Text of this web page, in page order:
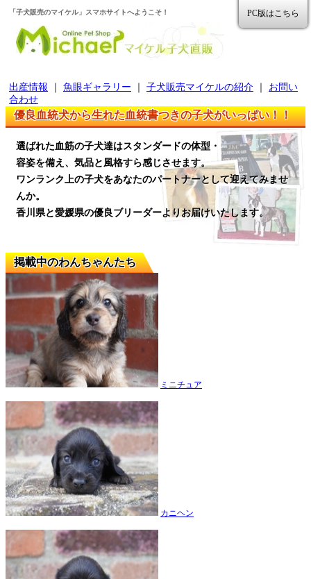
「子犬販売のマイケル」スマホサイトへようこそ！ PC版はこちら
出産情報 魚眼ギャラリー 子犬販売マイケルの紹介
お問い
合わせ
優良血統犬から生れた血統書つきの子犬がいっぱい！！
選ばれた血筋の子犬達はスタンダードの体型・
容姿を備え、気品と風格すら感じさせます。
ワンランク上の子犬をあなたのパートナーとして迎えてみませ
んか。
香川県と愛媛県の優良ブリーダーよりお届けいたします。
掲載中のわんちゃんたち
ミニチュア
カニヘン